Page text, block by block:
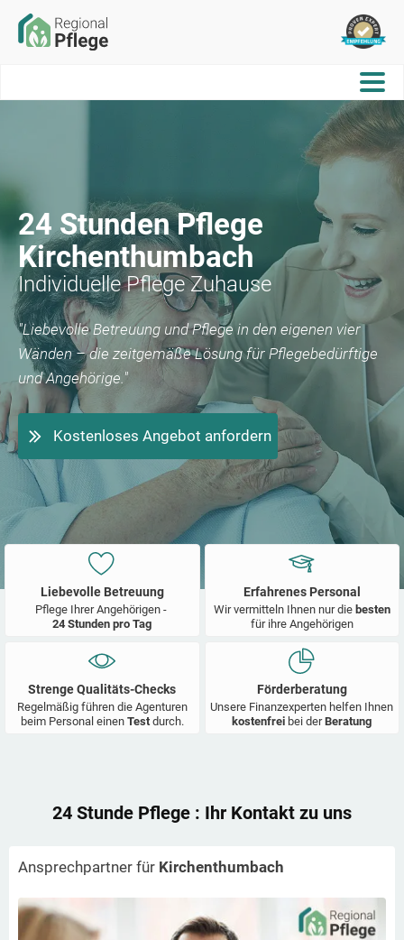
24 Stunden Pflege
Kirchenthumbach
Individuelle Pflege Zuhause
"Liebevolle Betreuung und Pflege in den eigenen vier
Wänden – die zeitgemäße Lösung für Pflegebedürftige
und Angehörige."
Kostenloses Angebot anfordern
Liebevolle Betreuung
Pflege Ihrer Angehörigen -
24 Stunden pro Tag
Erfahrenes Personal
Wir vermitteln Ihnen nur die besten
für ihre Angehörigen
Strenge Qualitäts-Checks
Regelmäßig führen die Agenturen
beim Personal einen Test durch.
Förderberatung
Unsere Finanzexperten helfen Ihnen
kostenfrei bei derBeratung
24 Stunde Pflege : Ihr Kontakt zu uns
Ansprechpartner für Kirchenthumbach